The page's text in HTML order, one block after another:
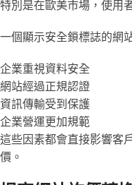
特別是在歐美市場，使用
一個顯示安全鎖標誌的網
企業重視資料安全
網站經過正規認證
資訊傳輸受到保護
企業營運更加規範
這些因素都會直接影響客
價。